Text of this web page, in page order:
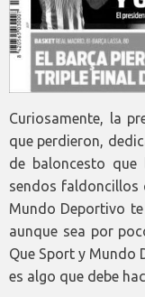
Curiosamente, la
que perdieron,
de baloncesto que
sendos faldoncillos
Mundo Deportivo
aunque sea por
Que Sport y Mundo
es algo que debe